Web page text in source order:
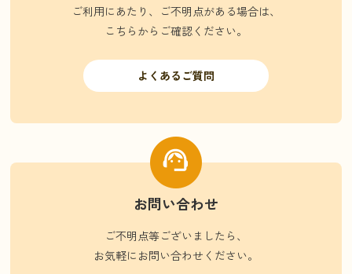
ご利用にあたり、ご不明点がある場合は、
こちらからご確認ください。
よくあるご質問
お問い合わせ
ご不明点等ございましたら、
お気軽にお問い合わせください。